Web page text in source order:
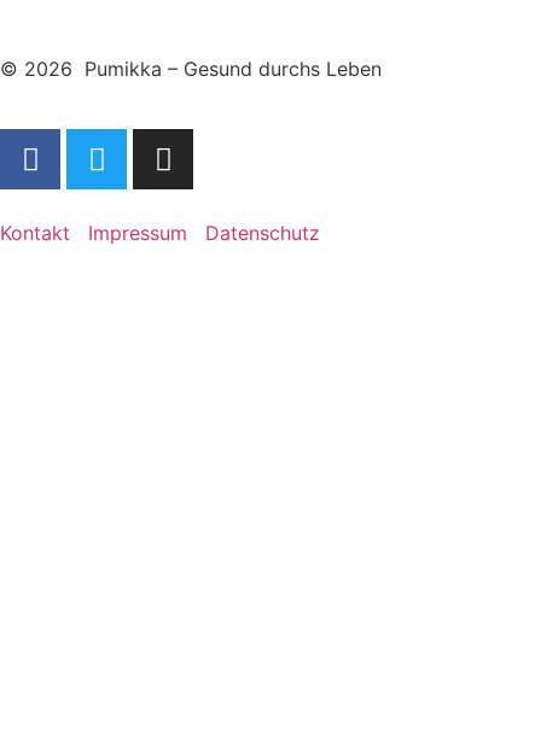
© 2026 Pumikka – Gesund durchs Leben
Kontakt Impressum Datenschutz